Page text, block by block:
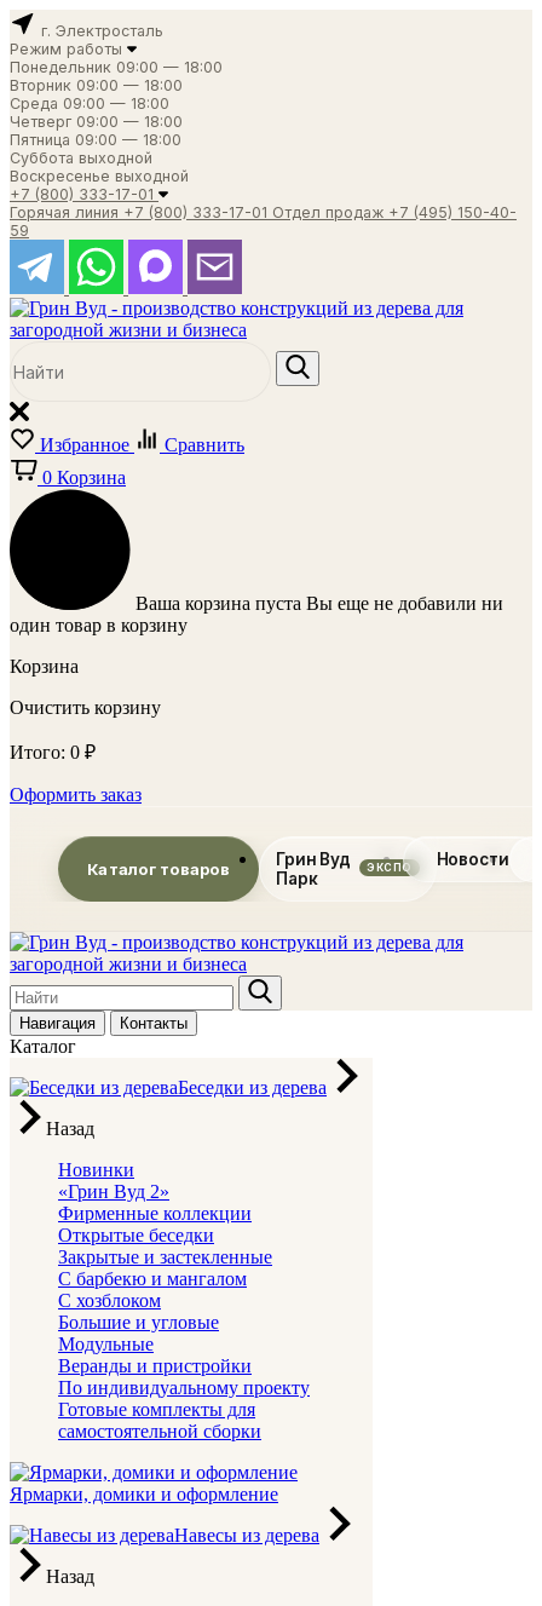
г. Электросталь
Режим работы
Понедельник 09:00 — 18:00
Вторник 09:00 — 18:00
Среда 09:00 — 18:00
Четверг 09:00 — 18:00
Пятница 09:00 — 18:00
Суббота выходной
Воскресенье выходной
+7 (800) 333-17-01
Горячая линия +7 (800) 333-17-01 Отдел продаж +7 (495) 150-40-
59
Избранное
Сравнить
0 Корзина
Ваша корзина пуста Вы еще не добавили ни
один товар в корзину
Корзина
Очистить корзину
Итого: 0 ₽
Оформить заказ
Каталог товаров
Грин Вуд
Парк
Новости
Навигация Контакты
Каталог
Беседки из дерева
Назад
Новинки
«Грин Вуд 2»
Фирменные коллекции
Открытые беседки
Закрытые и застекленные
С барбекю и мангалом
С хозблоком
Большие и угловые
Модульные
Веранды и пристройки
По индивидуальному проекту
Готовые комплекты для
самостоятельной сборки
Ярмарки, домики и оформление
Навесы из дерева
Назад